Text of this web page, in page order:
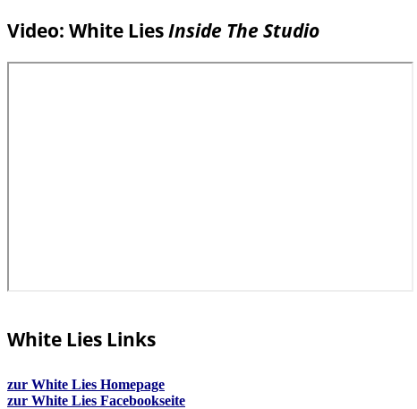
Video: White LiesInside The Studio
White Lies Links
zur White Lies Homepage
zur White Lies Facebookseite